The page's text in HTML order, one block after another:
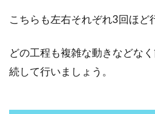
こちらも左右それぞれ3回ほど
どの工程も複雑な動きなどな
続して行いましょう。